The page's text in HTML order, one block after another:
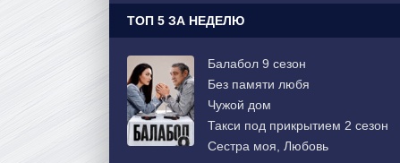
ТОП 5 ЗА НЕДЕЛЮ
Балабол 9 сезон
Без памяти любя
Чужой дом
Такси под прикрытием 2 сезон
Сестра моя, Любовь